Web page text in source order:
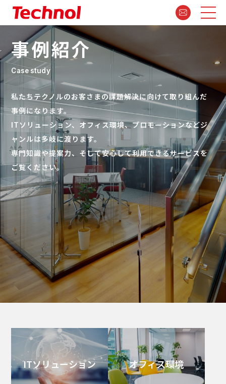
事例紹介
Case study
私たちテクノルのお客さまの課題解決に向けて取り組んだ
事例になります。
ITソリューション、オフィス環境、プロモーションなどジ
ャンルは多岐に渡ります。
専門知識や提案力、そして安心して利用できるサービスを
ご覧ください。
ITソリューション オフィス環境